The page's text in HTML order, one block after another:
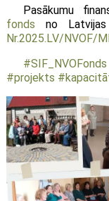
Pasākumu
fonds no
Nr.2025.LV/NVOF/
#SIF_NVOFonds
#projekts